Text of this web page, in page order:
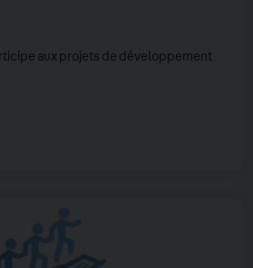
aux projets de développement